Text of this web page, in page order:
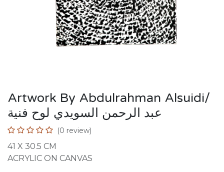
Artwork By Abdulrahman Alsuidi/
عبد الرحمن السويدي لوح فنية
(0 review)
41 X 30.5 CM
ACRYLIC ON CANVAS